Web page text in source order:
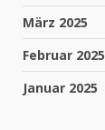
März 2025
Februar 2025
Januar 2025